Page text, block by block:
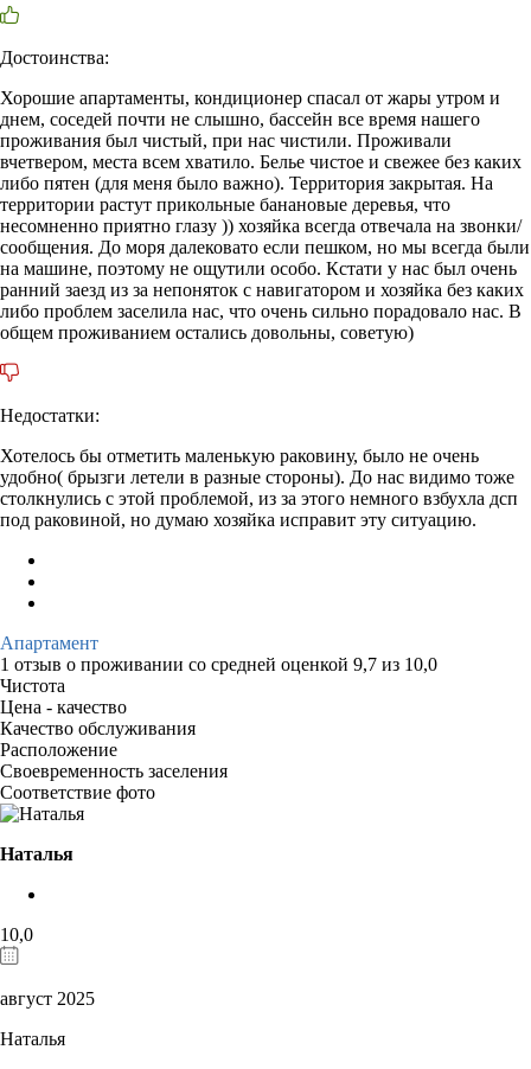
Достоинства:
Хорошие апартаменты, кондиционер спасал от жары утром и
днем, соседей почти не слышно, бассейн все время нашего
проживания был чистый, при нас чистили. Проживали
вчетвером, места всем хватило. Белье чистое и свежее без каких
либо пятен (для меня было важно). Территория закрытая. На
территории растут прикольные банановые деревья, что
несомненно приятно глазу )) хозяйка всегда отвечала на звонки/
сообщения. До моря далековато если пешком, но мы всегда были
на машине, поэтому не ощутили особо. Кстати у нас был очень
ранний заезд из за непоняток с навигатором и хозяйка без каких
либо проблем заселила нас, что очень сильно порадовало нас. В
общем проживанием остались довольны, советую)
Недостатки:
Хотелось бы отметить маленькую раковину, было не очень
удобно( брызги летели в разные стороны). До нас видимо тоже
столкнулись с этой проблемой, из за этого немного взбухла дсп
под раковиной, но думаю хозяйка исправит эту ситуацию.
Апартамент
1 отзыв о проживании со средней оценкой 9,7 из 10,0
Чистота
Цена - качество
Качество обслуживания
Расположение
Своевременность заселения
Соответствие фото
Наталья
10,0
август 2025
Наталья